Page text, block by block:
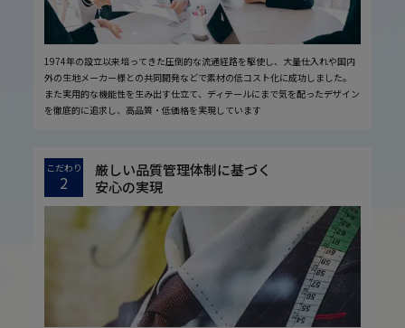
1974年の設立以来培ってきた圧倒的な流通経路を駆使し、大量仕入れや国内
外の生地メーカー様との共同開発などで素材の低コスト化に成功しました。
また実用的な機能性を生み出す仕立て、ディテールにまで気を配ったデザイン
を徹底的に追求し、高品質・低価格を実現しています
こだわり
2
厳しい品質管理体制に基づく
安心の実現